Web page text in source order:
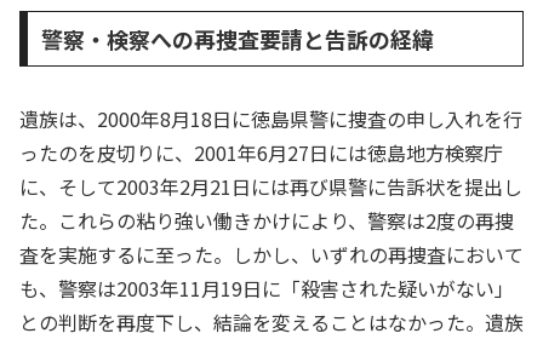
警察・検察への再捜査要請と告訴の経緯
遺族は、2000年8月18日に徳島県警に捜査の申し入れを行
ったのを皮切りに、2001年6月27日には徳島地方検察庁
に、そして2003年2月21日には再び県警に告訴状を提出し
た。これらの粘り強い働きかけにより、警察は2度の再捜
査を実施するに至った。しかし、いずれの再捜査において
も、警察は2003年11月19日に「殺害された疑いがない」
との判断を再度下し、結論を変えることはなかった。遺族